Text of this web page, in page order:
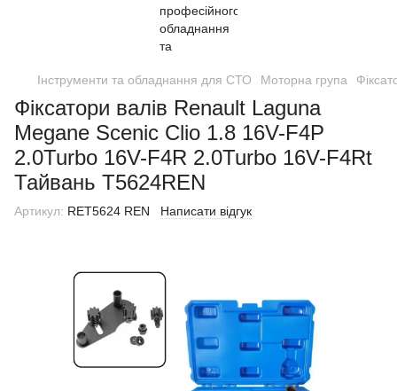
Інструменти та обладнання для СТО Моторна група
Фіксатори валів Renault Laguna
Megane Scenic Clio 1.8 16V-F4P
2.0Turbo 16V-F4R 2.0Turbo 16V-F4Rt
Тайвань T5624REN
Артикул: RET5624 REN Написати відгук